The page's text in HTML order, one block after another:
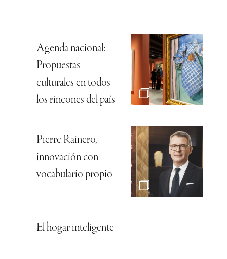
Agenda nacional:
Propuestas
culturales en todos
los rincones del país
Pierre Rainero,
innovación con
vocabulario propio
El hogar inteligente